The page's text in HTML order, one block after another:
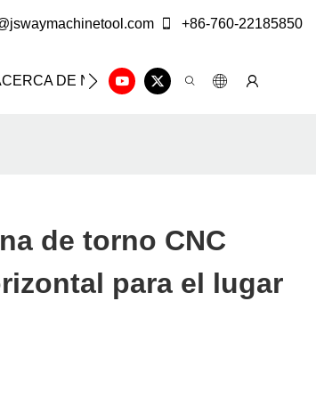
+86-760-22185850
DE NOSOTROS SOLUCIÓN
de torno CNC
para el lugar